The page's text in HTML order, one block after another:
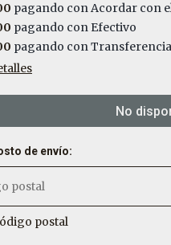
pagando con Acordar con
pagando con Efectivo
pagando con
No
de envío:
postal